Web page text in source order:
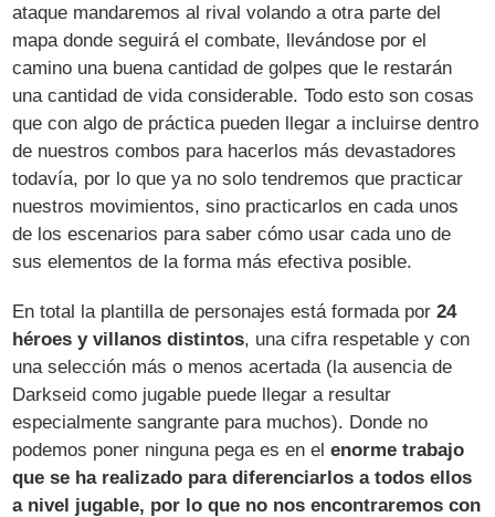
ataque mandaremos al rival volando a otra parte del
mapa donde seguirá el combate, llevándose por el
camino una buena cantidad de golpes que le restarán
una cantidad de vida considerable. Todo esto son cosas
que con algo de práctica pueden llegar a incluirse dentro
de nuestros combos para hacerlos más devastadores
todavía, por lo que ya no solo tendremos que practicar
nuestros movimientos, sino practicarlos en cada unos
de los escenarios para saber cómo usar cada uno de
sus elementos de la forma más efectiva posible.
En total la plantilla de personajes está formada por24
héroes y villanos distintos, una cifra respetable y con
una selección más o menos acertada (la ausencia de
Darkseid como jugable puede llegar a resultar
especialmente sangrante para muchos). Donde no
podemos poner ninguna pega es en elenorme trabajo
que se ha realizado para diferenciarlos a todos ellos
a nivel jugable, por lo que no nos encontraremos con